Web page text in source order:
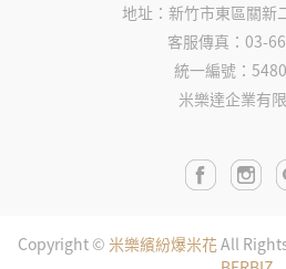
地址：新竹市東區關新
客服傳真：03-
統一編號：
米樂達企業有
Copyright © 米樂繽紛爆米花All